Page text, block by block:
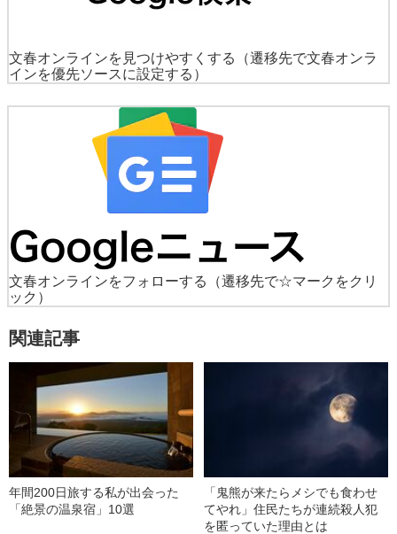
文春オンラインを見つけやすくする
（遷移先で文春オンラ
インを優先ソースに設定する）
文春オンラインをフォローする
（遷移先で☆マークをクリ
ック）
関連記事
年間200日旅する私が出会った
「絶景の温泉宿」10選
「鬼熊が来たらメシでも食わせ
てやれ」住民たちが連続殺人犯
を匿っていた理由とは